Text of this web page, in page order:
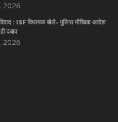
2026
: ISF विधायक बोले- पुलिस मौखिक आदेश
दबाव
2026